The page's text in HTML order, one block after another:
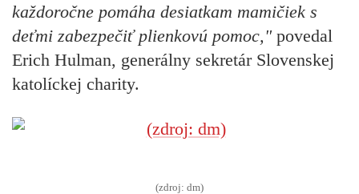
každoročne pomáha desiatkam mamičiek s
deťmi zabezpečiť plienkovú pomoc," povedal
Erich Hulman, generálny sekretár Slovenskej
katolíckej charity.
(zdroj: dm)